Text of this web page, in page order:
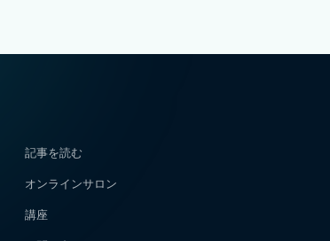
記事を読む
オンラインサロン
講座